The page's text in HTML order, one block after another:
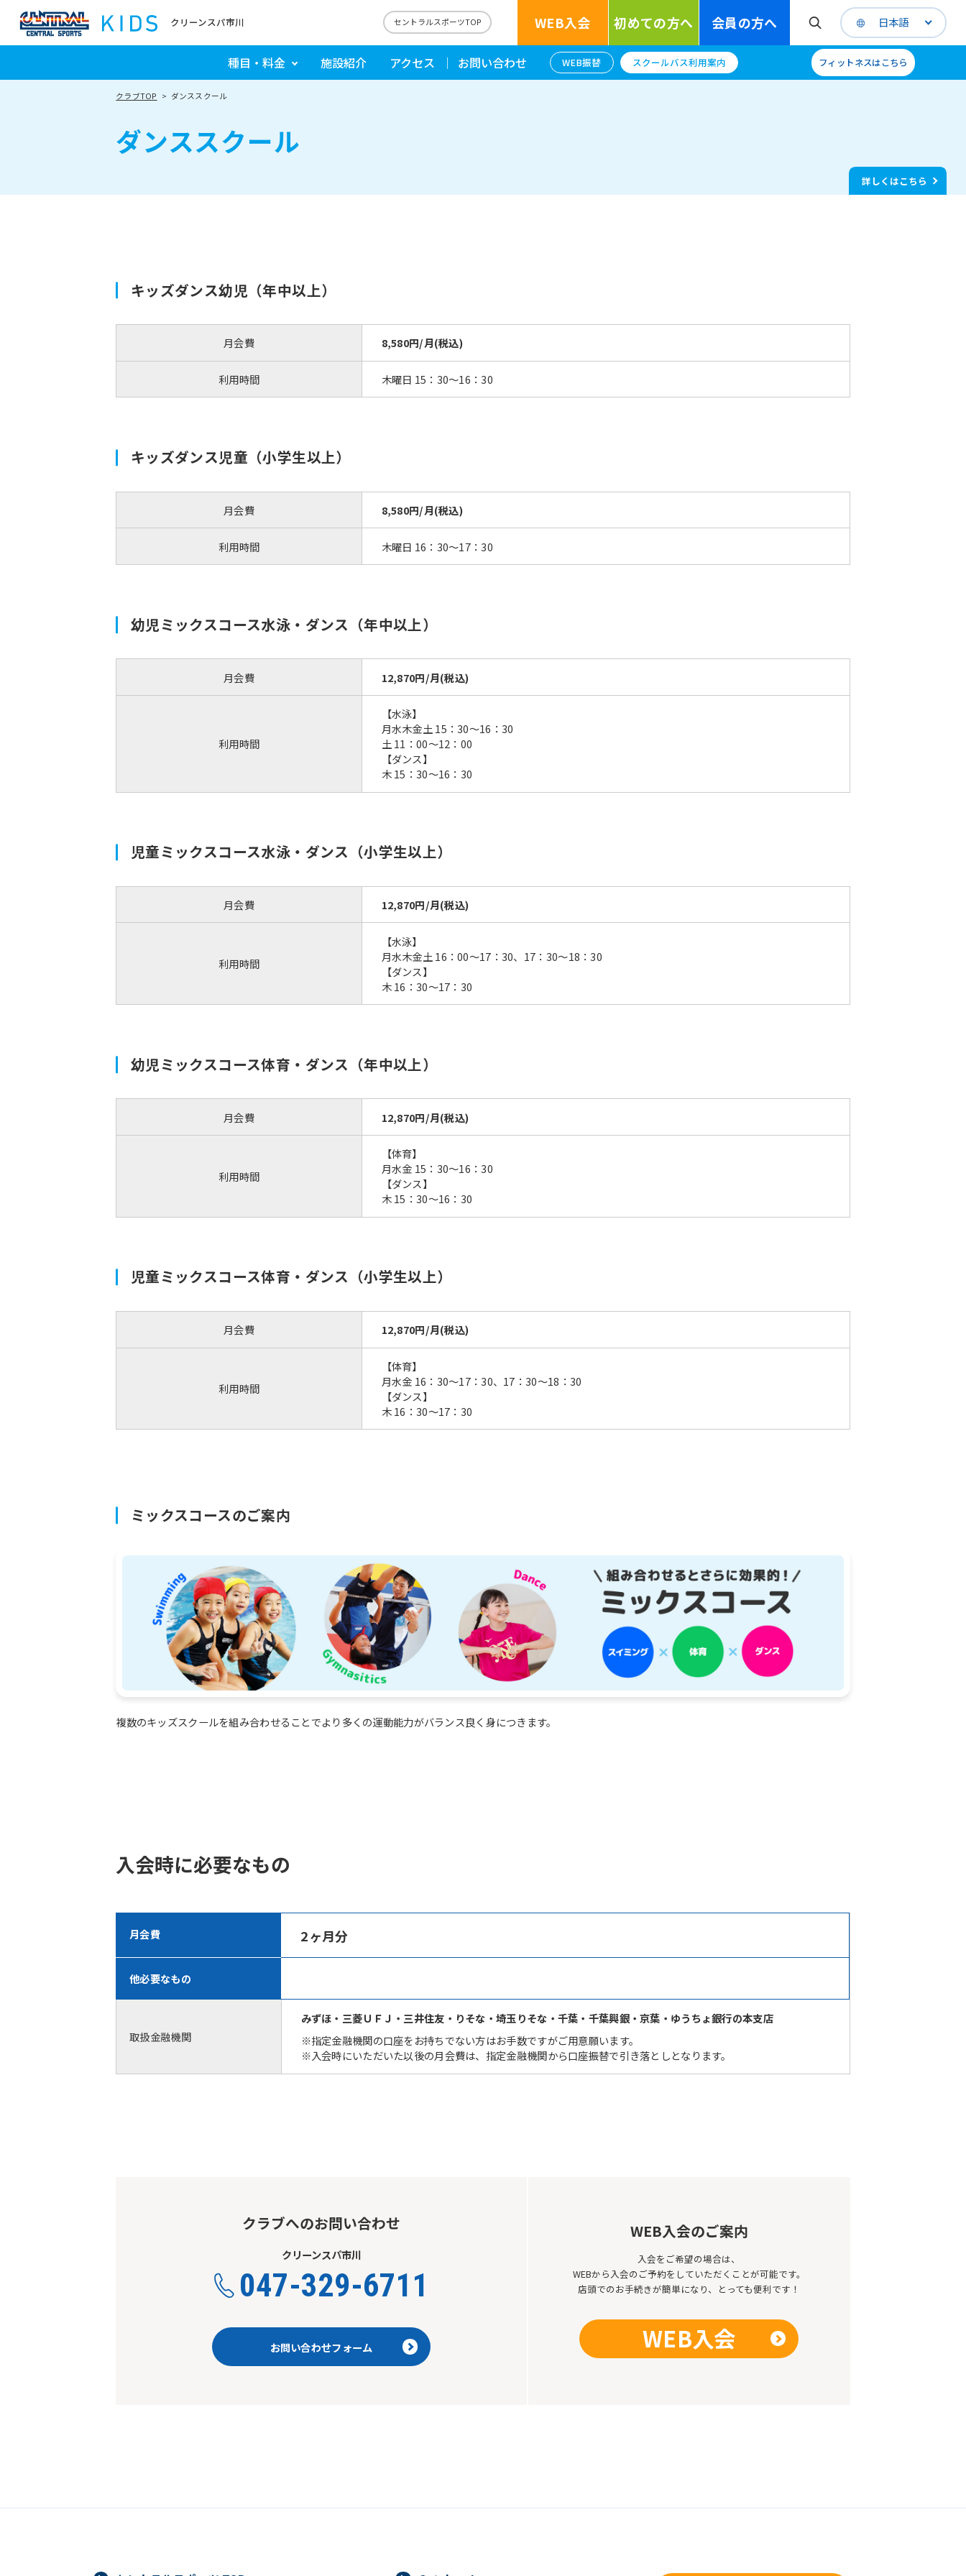
クリーンスパ市川 セントラルスポーツTOP WEB入会 初めての方へ 会員の方へ 日本語
種目・料金 施設紹介 アクセス お問い合わせ WEB振替 スクールバス利用案内 フィットネスはこちら
クラブTOP ダンススクール
ダンススクール
詳しくはこちら
キッズダンス幼児（年中以上）
月会費 8,580円/月(税込)
利用時間 木曜日 15：30～16：30
キッズダンス児童（小学生以上）
月会費 8,580円/月(税込)
利用時間 木曜日 16：30～17：30
幼児ミックスコース水泳・ダンス（年中以上）
月会費 12,870円/月(税込)
利用時間
【水泳】
月水木金土 15：30～16：30
土 11：00～12：00
【ダンス】
木 15：30～16：30
児童ミックスコース水泳・ダンス（小学生以上）
月会費 12,870円/月(税込)
利用時間
【水泳】
月水木金土 16：00～17：30、17：30～18：30
【ダンス】
木 16：30～17：30
幼児ミックスコース体育・ダンス（年中以上）
月会費 12,870円/月(税込)
利用時間
【体育】
月水金 15：30～16：30
【ダンス】
木 15：30～16：30
児童ミックスコース体育・ダンス（小学生以上）
月会費 12,870円/月(税込)
利用時間
【体育】
月水金 16：30～17：30、17：30～18：30
【ダンス】
木 16：30～17：30
ミックスコースのご案内
複数のキッズスクールを組み合わせることでより多くの運動能力がバランス良く身につきます。
入会時に必要なもの
月会費 2ヶ月分
他必要なもの
取扱金融機関
みずほ・三菱ＵＦＪ・三井住友・りそな・埼玉りそな・千葉・千葉興銀・京葉・ゆうちょ銀行の本支店
※指定金融機関の口座をお持ちでない方はお手数ですがご用意願います。
※入会時にいただいた以後の月会費は、指定金融機関から口座振替で引き落としとなります。
クラブへのお問い合わせ
クリーンスパ市川
047-329-6711
お問い合わせフォーム
WEB入会のご案内
入会をご希望の場合は、
WEBから入会のご予約をしていただくことが可能です。
店頭でのお手続きが簡単になり、とっても便利です！
WEB入会
For foreigners
translated mechanically, so it may
not be an accurate translation.
The translation may differ from the
original content. We ask that you
fully understand this before using
the service.
Automatic translation start